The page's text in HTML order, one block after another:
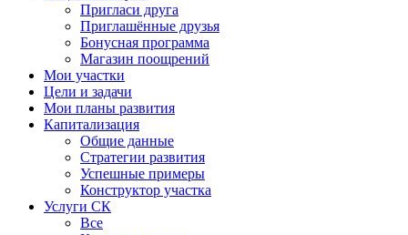
Пригласи друга
Приглашённые друзья
Бонусная программа
Магазин поощрений
Мои участки
Цели и задачи
Мои планы развития
Капитализация
Общие данные
Стратегии развития
Успешные примеры
Конструктор участка
Услуги СК
Все